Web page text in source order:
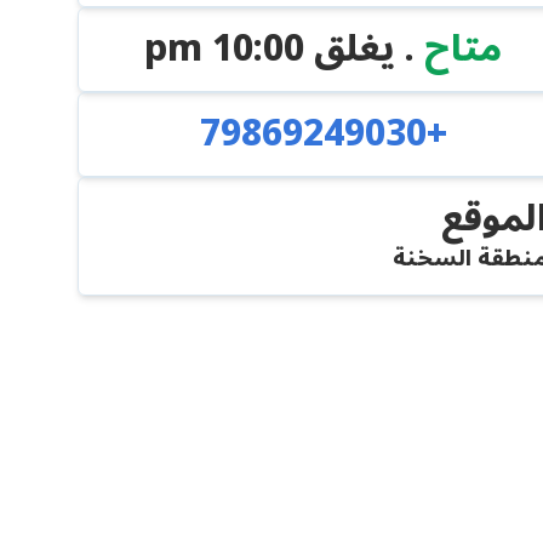
متاح. يغلق10:00 pm
+79869249030
السخنة